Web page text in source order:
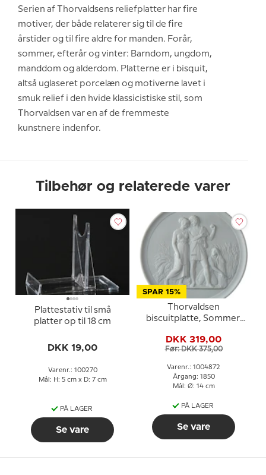
Serien af Thorvaldsens reliefplatter har fire
motiver, der både relaterer sig til de fire
årstider og til fire aldre for manden. Forår,
sommer, efterår og vinter: Barndom, ungdom,
manddom og alderdom. Platterne er i bisquit,
altså uglaseret porcelæn og motiverne lavet i
smuk relief i den hvide klassicistiske stil, som
Thorvaldsen var en af de fremmeste
kunstnere indenfor.
Tilbehør og relaterede varer
Plattestativ til små
platter op til 18 cm
DKK 19,00
Varenr.: 100270
Mål: H: 5 cm x D: 7 cm
PÅ LAGER
Se vare
SPAR 15%
Thorvaldsen
biscuitplatte, Sommer,
DKK 319,00
Før: DKK 375,00
Varenr.: 1004872
Årgang: 1850
Mål: Ø: 14 cm
PÅ LAGER
Se vare